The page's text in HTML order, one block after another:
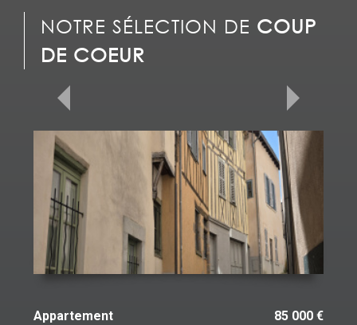
NOTRE SÉLECTION DE COUP
DE COEUR
Appartement 85 000 €